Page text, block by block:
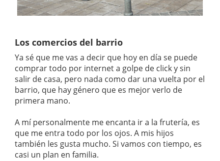
Los comercios del barrio
Ya sé que me vas a decir que hoy en día se puede
comprar todo por internet a golpe de click y sin
salir de casa, pero nada como dar una vuelta por el
barrio, que hay género que es mejor verlo de
primera mano.
A mí personalmente me encanta ir a la frutería, es
que me entra todo por los ojos. A mis hijos
también les gusta mucho. Si vamos con tiempo, es
casi un plan en familia.